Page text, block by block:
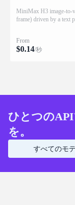
MiniMax H3 image-to-
frame) driven by a text
From
$0.14/秒
ひとつの
を。
すべてのモ